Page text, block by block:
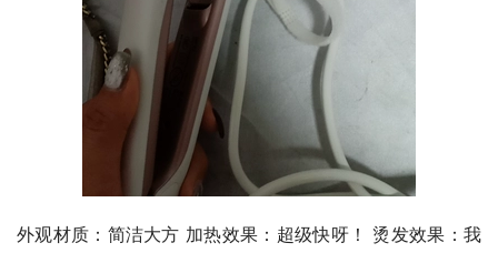
外观材质：简洁大方 加热效果：超级快呀！ 烫发效果：我